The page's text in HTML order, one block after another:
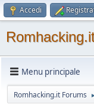
Accedi
Menu principale
Romhacking.it Forums